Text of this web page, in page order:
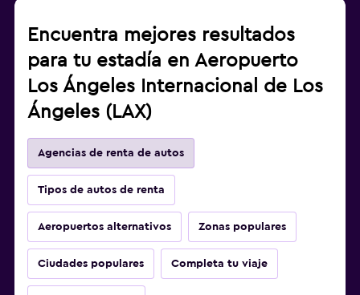
Encuentra mejores resultados
para tu estadía en Aeropuerto
Los Ángeles Internacional de Los
Ángeles (LAX)
Agencias de renta de autos
Tipos de autos de renta
Aeropuertos alternativos Zonas populares
Ciudades populares Completa tu viaje